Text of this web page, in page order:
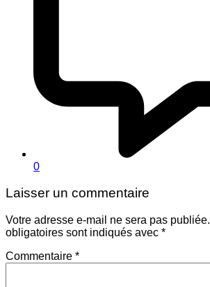
0
Laisser un commentaire
Votre adresse e-mail ne sera pas publiée.
obligatoires sont indiqués avec *
Commentaire *